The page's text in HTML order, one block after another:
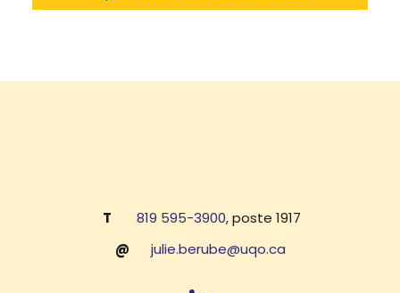
T 819 595-3900, poste 1917
@
julie.berube@uqo.ca